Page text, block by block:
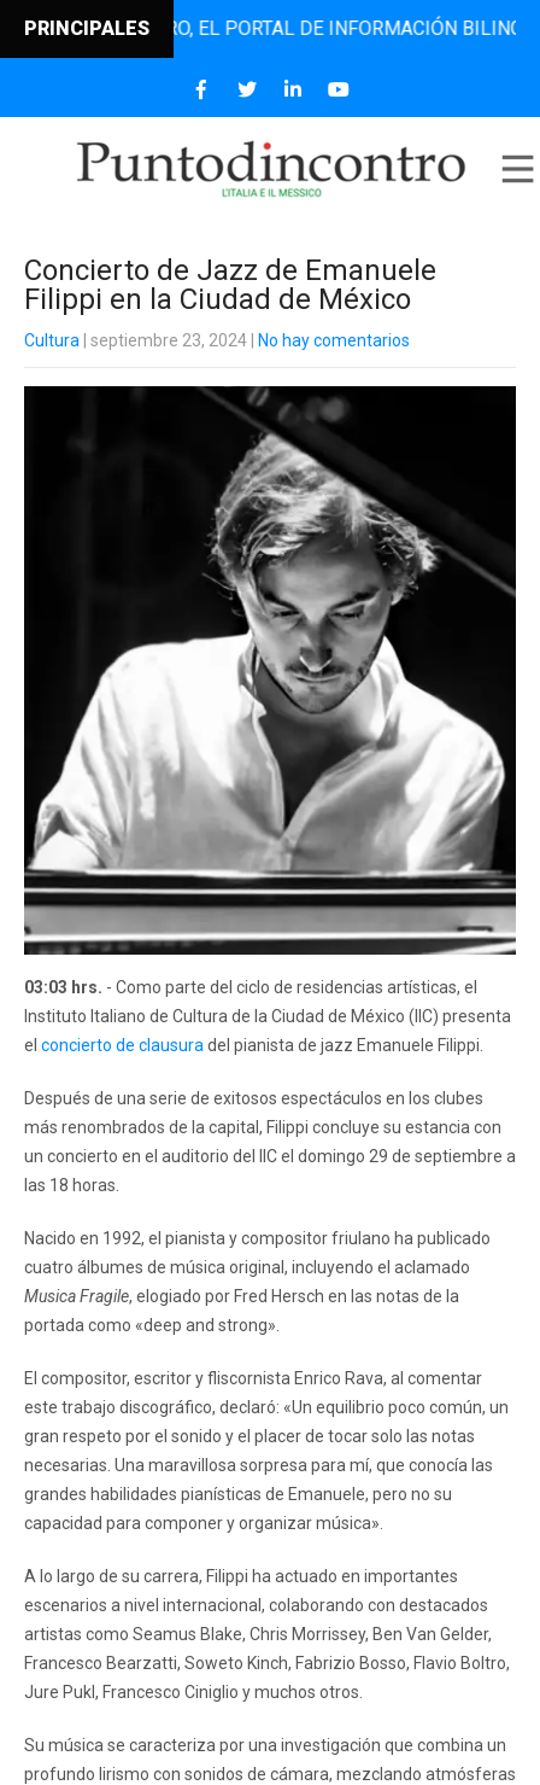
PRINCIPALESEL PORTAL DE INFORMACIÓN BILINGÜE
Concierto de Jazz de Emanuele
Filippi en la Ciudad de México
Cultura | septiembre 23, 2024 No hay comentarios
03:03 hrs. - Como parte del ciclo de residencias artísticas, el
Instituto Italiano de Cultura de la Ciudad de México (IIC) presenta
el concierto de clausura del pianista de jazz Emanuele Filippi.
Después de una serie de exitosos espectáculos en los clubes
más renombrados de la capital, Filippi concluye su estancia con
un concierto en el auditorio del IIC el domingo 29 de septiembre a
las 18 horas.
Nacido en 1992, el pianista y compositor friulano ha publicado
cuatro álbumes de música original, incluyendo el aclamado
Musica Fragile, elogiado por Fred Hersch en las notas de la
portada como «deep and strong».
El compositor, escritor y fliscornista Enrico Rava, al comentar
este trabajo discográfico, declaró: «Un equilibrio poco común, un
gran respeto por el sonido y el placer de tocar solo las notas
necesarias. Una maravillosa sorpresa para mí, que conocía las
grandes habilidades pianísticas de Emanuele, pero no su
capacidad para componer y organizar música».
A lo largo de su carrera, Filippi ha actuado en importantes
escenarios a nivel internacional, colaborando con destacados
artistas como Seamus Blake, Chris Morrissey, Ben Van Gelder,
Francesco Bearzatti, Soweto Kinch, Fabrizio Bosso, Flavio Boltro,
Jure Pukl, Francesco Ciniglio y muchos otros.
Su música se caracteriza por una investigación que combina un
profundo lirismo con sonidos de cámara, mezclando atmósferas